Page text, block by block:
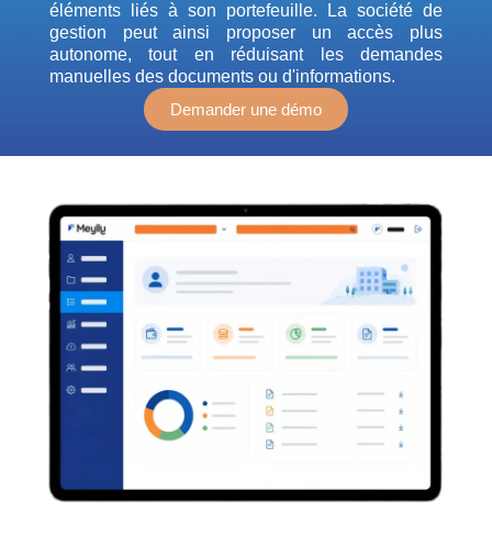
éléments liés à son portefeuille. La société de
gestion peut ainsi proposer un accès plus
autonome, tout en réduisant les demandes
manuelles des documents ou d'informations.
Demander une démo